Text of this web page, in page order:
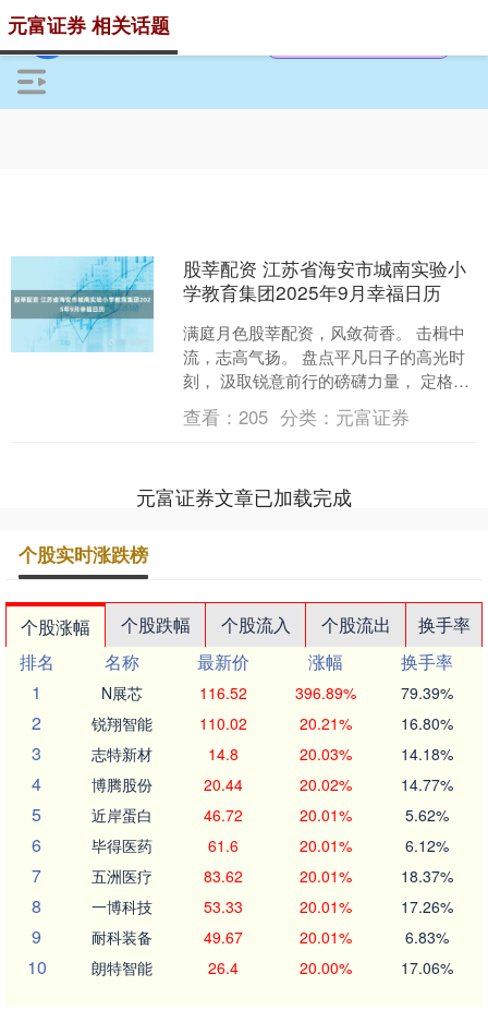
元富证券 相关话题
股莘配资 江苏省海安市城南实验小
学教育集团2025年9月幸福日历
满庭月色股莘配资，风敛荷香。 击楫中
流，志高气扬。 盘点平凡日子的高光时
刻， 汲取锐意前行的磅礴力量， 定格历
久弥新的城南记忆， 留下拼搏奋进的幸
福诗行。 20....
查看：205 分类： 元富证券
元富证券文章已加载完成
个股实时涨跌榜
个股涨幅 个股跌幅 个股流入 个股流出
换手率
排名
名称 最新价 涨幅
换手率
1
N展芯 116.52 396.89% 79.39%
2 锐翔智能 110.02 20.21% 16.80%
3 志特新材 14.8 20.03% 14.18%
4 博腾股份 20.44 20.02% 14.77%
5 近岸蛋白 46.72 20.01% 5.62%
6 毕得医药 61.6 20.01% 6.12%
7 五洲医疗 83.62 20.01% 18.37%
8 一博科技 53.33 20.01% 17.26%
9 耐科装备 49.67 20.01% 6.83%
10 朗特智能 26.4 20.00% 17.06%